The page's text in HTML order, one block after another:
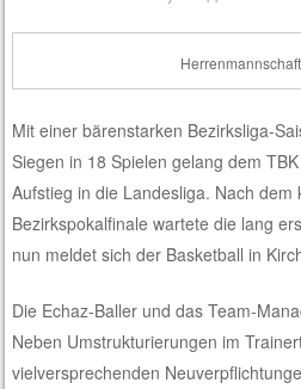
Mit einer bärenstarken Bezirksliga-
Siegen in 18 Spielen gelang dem
Aufstieg in die Landesliga. Nach
Bezirkspokalfinale wartete die lang
nun meldet sich der Basketball in
Die Echaz-Baller und das Team-
Neben Umstrukturierungen im
vielversprechenden